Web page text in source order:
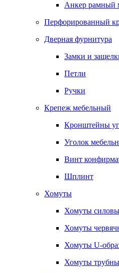
Анкер рамный
Перфорированный
Дверная фурнитура
Замки и
Петли
Ручки
Крепеж мебельный
Кронштейны
Уголок
Винт
Шплинт
Хомуты
Хомуты
Хомуты
Хомуты U-
Хомуты